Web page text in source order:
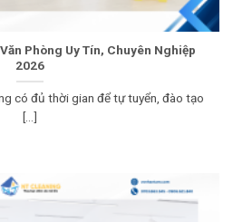
Phòng Uy Tín, Chuyên Nghiệp
2026
có đủ thời gian để tự tuyển, đào tạo
[...]